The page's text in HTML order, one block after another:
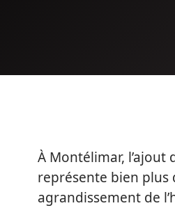
À Montélimar, l’ajout
représente bien plus
agrandissement de